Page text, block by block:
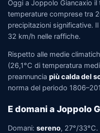
Oggi a Joppolo Giancaxio il
temperature comprese tra
precipitazioni significative.
32 km/h nelle raffiche.
Rispetto alle medie
(26,1°C di temperatura
preannuncia più calda del
norma del periodo
E domani a Joppolo
Domani: sereno, 27°/33°C.